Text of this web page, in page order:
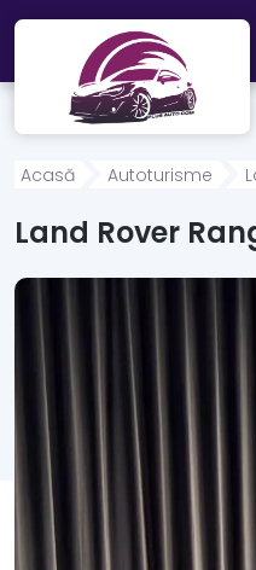
Mergi direct la conținutul
Acasă Autoturisme
Land Rover